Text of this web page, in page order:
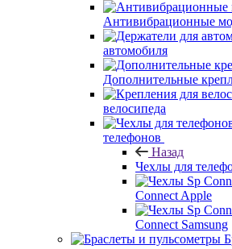
Антивибрационные
автомобиля
Дополнительные
велосипеда
телефонов
Назад
Чехлы для
Connect Apple
Connect Samsung